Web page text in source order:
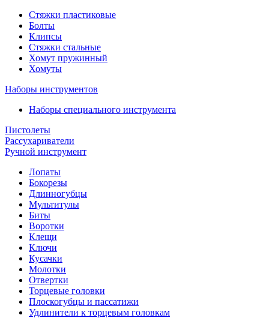
Стяжки пластиковые
Болты
Клипсы
Стяжки стальные
Хомут пружинный
Хомуты
Наборы инструментов
Наборы специального инструмента
Пистолеты
Рассухариватели
Ручной инструмент
Лопаты
Бокорезы
Длинногубцы
Мультитулы
Биты
Воротки
Клещи
Ключи
Кусачки
Молотки
Отвертки
Торцевые головки
Плоскогубцы и пассатижи
Удлинители к торцевым головкам